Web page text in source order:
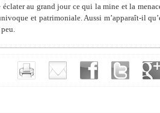
éclater au grand jour ce qui la mine et la
et patrimoniale. Aussi m’apparaît-il